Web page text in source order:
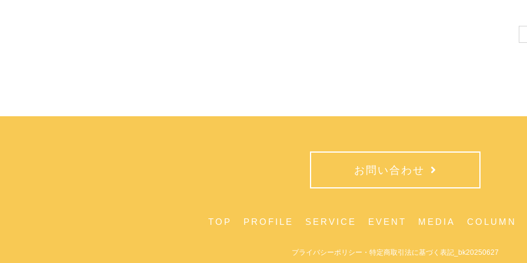
お問い合わせ
TOP PROFILE SERVICE EVENT MEDIA COLUMN
プライバシーポリシー・特定商取引法に基づく表記_bk20250627